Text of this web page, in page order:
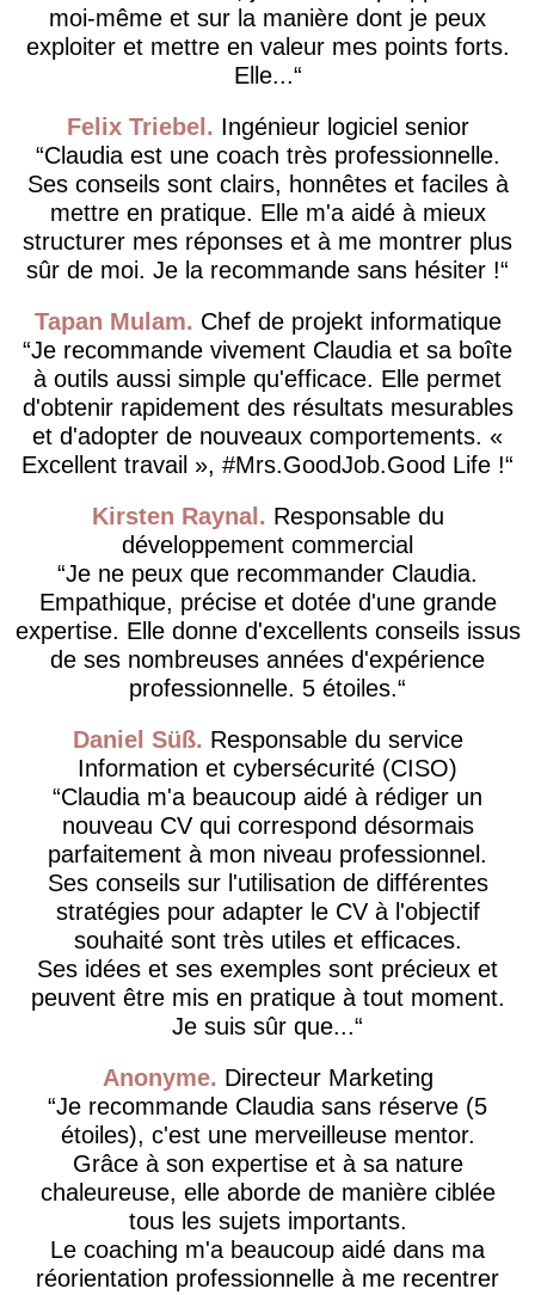
moi-même et sur la manière dont je peux
exploiter et mettre en valeur mes points forts.
Elle...
Felix Triebel
Ingénieur logiciel senior
Claudia est une coach très professionnelle.
Ses conseils sont clairs, honnêtes et faciles à
mettre en pratique. Elle m'a aidé à mieux
structurer mes réponses et à me montrer plus
sûr de moi. Je la recommande sans hésiter !
Tapan Mulam
Chef de projekt informatique
Je recommande vivement Claudia et sa boîte
à outils aussi simple qu'efficace. Elle permet
d'obtenir rapidement des résultats mesurables
et d'adopter de nouveaux comportements. «
Excellent travail », #Mrs.GoodJob.Good Life !
Kirsten Raynal
Responsable du
développement commercial
Je ne peux que recommander Claudia.
Empathique, précise et dotée d'une grande
expertise. Elle donne d'excellents conseils issus
de ses nombreuses années d'expérience
professionnelle. 5 étoiles.
Daniel Süß
Responsable du service
Information et cybersécurité (CISO)
Claudia m'a beaucoup aidé à rédiger un
nouveau CV qui correspond désormais
parfaitement à mon niveau professionnel.
Ses conseils sur l'utilisation de différentes
stratégies pour adapter le CV à l'objectif
souhaité sont très utiles et efficaces.
Ses idées et ses exemples sont précieux et
peuvent être mis en pratique à tout moment.
Je suis sûr que...
Anonyme
Directeur Marketing
Je recommande Claudia sans réserve (5
étoiles), c'est une merveilleuse mentor.
Grâce à son expertise et à sa nature
chaleureuse, elle aborde de manière ciblée
tous les sujets importants.
Le coaching m'a beaucoup aidé dans ma
réorientation professionnelle à me recentrer